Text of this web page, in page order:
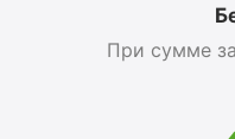
При сумме